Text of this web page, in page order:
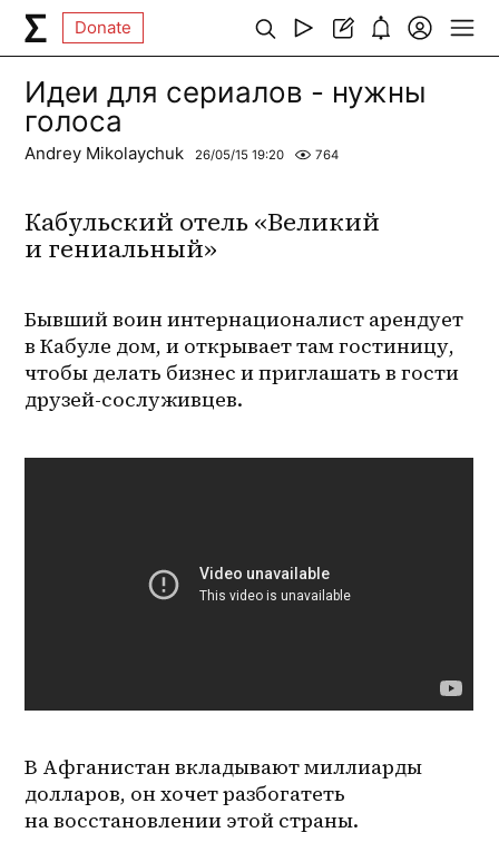
Donate
Идеи для сериалов - нужны
голоса
Andrey Mikolaychuk 26/05/15 19:20 764
Кабульский отель «Великий
и гениальный»
Бывший воин интернационалист арендует
в Кабуле дом, и открывает там гостиницу,
чтобы делать бизнес и приглашать в гости
друзей-сослуживцев.
В Афганистан вкладывают миллиарды
долларов, он хочет разбогатеть
на восстановлении этой страны.